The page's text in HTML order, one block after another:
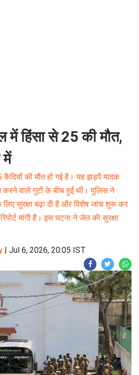
में हिंसा से 25 की मौत,
में
कैदियों की मौत हो गई है। यह झड़पें मादक
करने वाले गुटों के बीच हुई थीं। पुलिस ने
सुरक्षा बढ़ा दी है और विशेष जांच शुरू कर
मांगी है। इस घटना ने जेल की सुरक्षा
| Jul 6, 2026, 20:05 IST